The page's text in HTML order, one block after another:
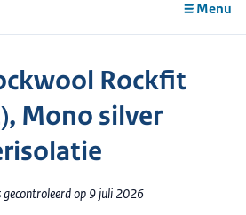
Menu
Rockfit
Mono silver
gecontroleerd op 9 juli 2026